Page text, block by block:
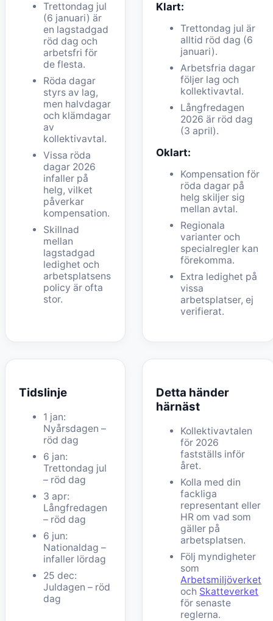
Trettondag jul
(6 januari) är
en lagstadgad
röd dag och
arbetsfri för
de flesta.
Röda dagar
styrs av lag,
men halvdagar
och klämdagar
av
kollektivavtal.
Vissa röda
dagar 2026
infaller på
helg, vilket
påverkar
kompensation.
Skillnad
mellan
lagstadgad
ledighet och
arbetsplatsens
policy är ofta
stor.
Klart:
Trettondag jul är
alltid röd dag (6
januari).
Arbetsfria dagar
följer lag och
kollektivavtal.
Långfredagen
2026 är röd dag
(3 april).
Oklart:
Kompensation för
röda dagar på
helg skiljer sig
mellan avtal.
Regionala
varianter och
specialregler kan
förekomma.
Extra ledighet på
vissa
arbetsplatser, ej
verifierat.
Tidslinje
1 jan:
Nyårsdagen –
röd dag
6 jan:
Trettondag jul
– röd dag
3 apr:
Långfredagen
– röd dag
6 jun:
Nationaldag –
infaller lördag
25 dec:
Juldagen – röd
dag
Detta händer
härnäst
Kollektivavtalen
för 2026
fastställs inför
året.
Kolla med din
fackliga
representant eller
HR om vad som
gäller på
arbetsplatsen.
Följ myndigheter
som
Arbetsmiljöverket
och Skatteverket
för senaste
reglerna.